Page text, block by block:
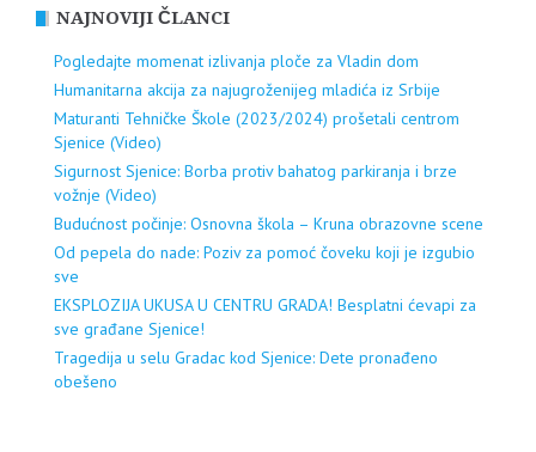
NAJNOVIJI ČLANCI
Pogledajte momenat izlivanja ploče za Vladin dom
Humanitarna akcija za najugroženijeg mladića iz Srbije
Maturanti Tehničke Škole (2023/2024) prošetali centrom
Sjenice (Video)
Sigurnost Sjenice: Borba protiv bahatog parkiranja i brze
vožnje (Video)
Budućnost počinje: Osnovna škola – Kruna obrazovne scene
Od pepela do nade: Poziv za pomoć čoveku koji je izgubio
sve
EKSPLOZIJA UKUSA U CENTRU GRADA! Besplatni ćevapi za
sve građane Sjenice!
Tragedija u selu Gradac kod Sjenice: Dete pronađeno
obešeno